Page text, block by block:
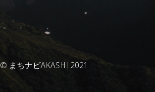
© まちナビAKASHI 2021